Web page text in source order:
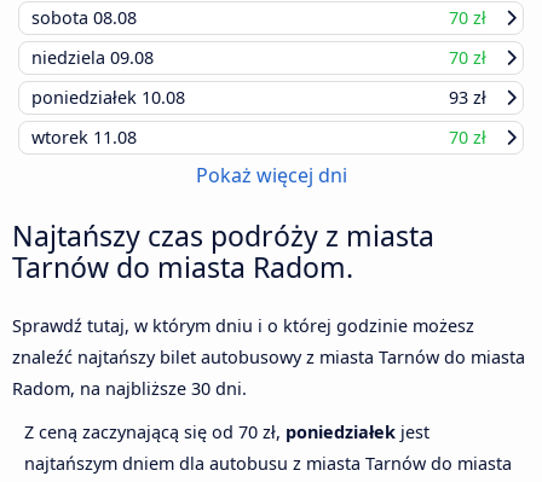
sobota 08.08
70 zł
niedziela 09.08
70 zł
poniedziałek 10.08
93 zł
wtorek 11.08 70 zł
Pokaż więcej dni
Najtańszy czas podróży z miasta
Tarnów do miasta Radom.
Sprawdź tutaj, w którym dniu i o której godzinie możesz
znaleźć najtańszy bilet autobusowy z miasta Tarnów do miasta
Radom, na najbliższe 30 dni.
Z ceną zaczynającą się od 70 zł, poniedziałek jest
najtańszym dniem dla autobusu z miasta Tarnów do miasta